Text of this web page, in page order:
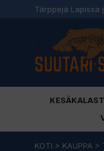
Tärppejä Lapissa
KOTI > KAUPPA >